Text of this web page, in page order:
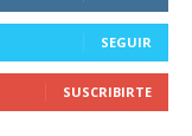
SEGUIR
SUSCRIBIRTE